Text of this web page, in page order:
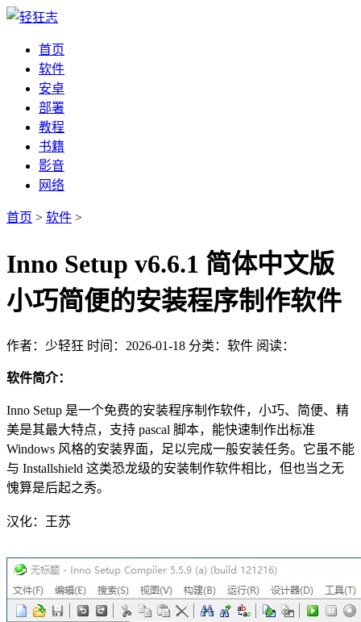
首页
软件
安卓
部署
教程
书籍
影音
网络
首页 > 软件 >
Inno Setup v6.6.1 简体中文版
小巧简便的安装程序制作软件
作者：少轻狂 时间：2026-01-18 分类：软件 阅读：
软件简介：
Inno Setup 是一个免费的安装程序制作软件，小巧、简便、精
美是其最大特点，支持 pascal 脚本，能快速制作出标准
Windows 风格的安装界面，足以完成一般安装任务。它虽不能
与 Installshield 这类恐龙级的安装制作软件相比，但也当之无
愧算是后起之秀。
汉化：王苏